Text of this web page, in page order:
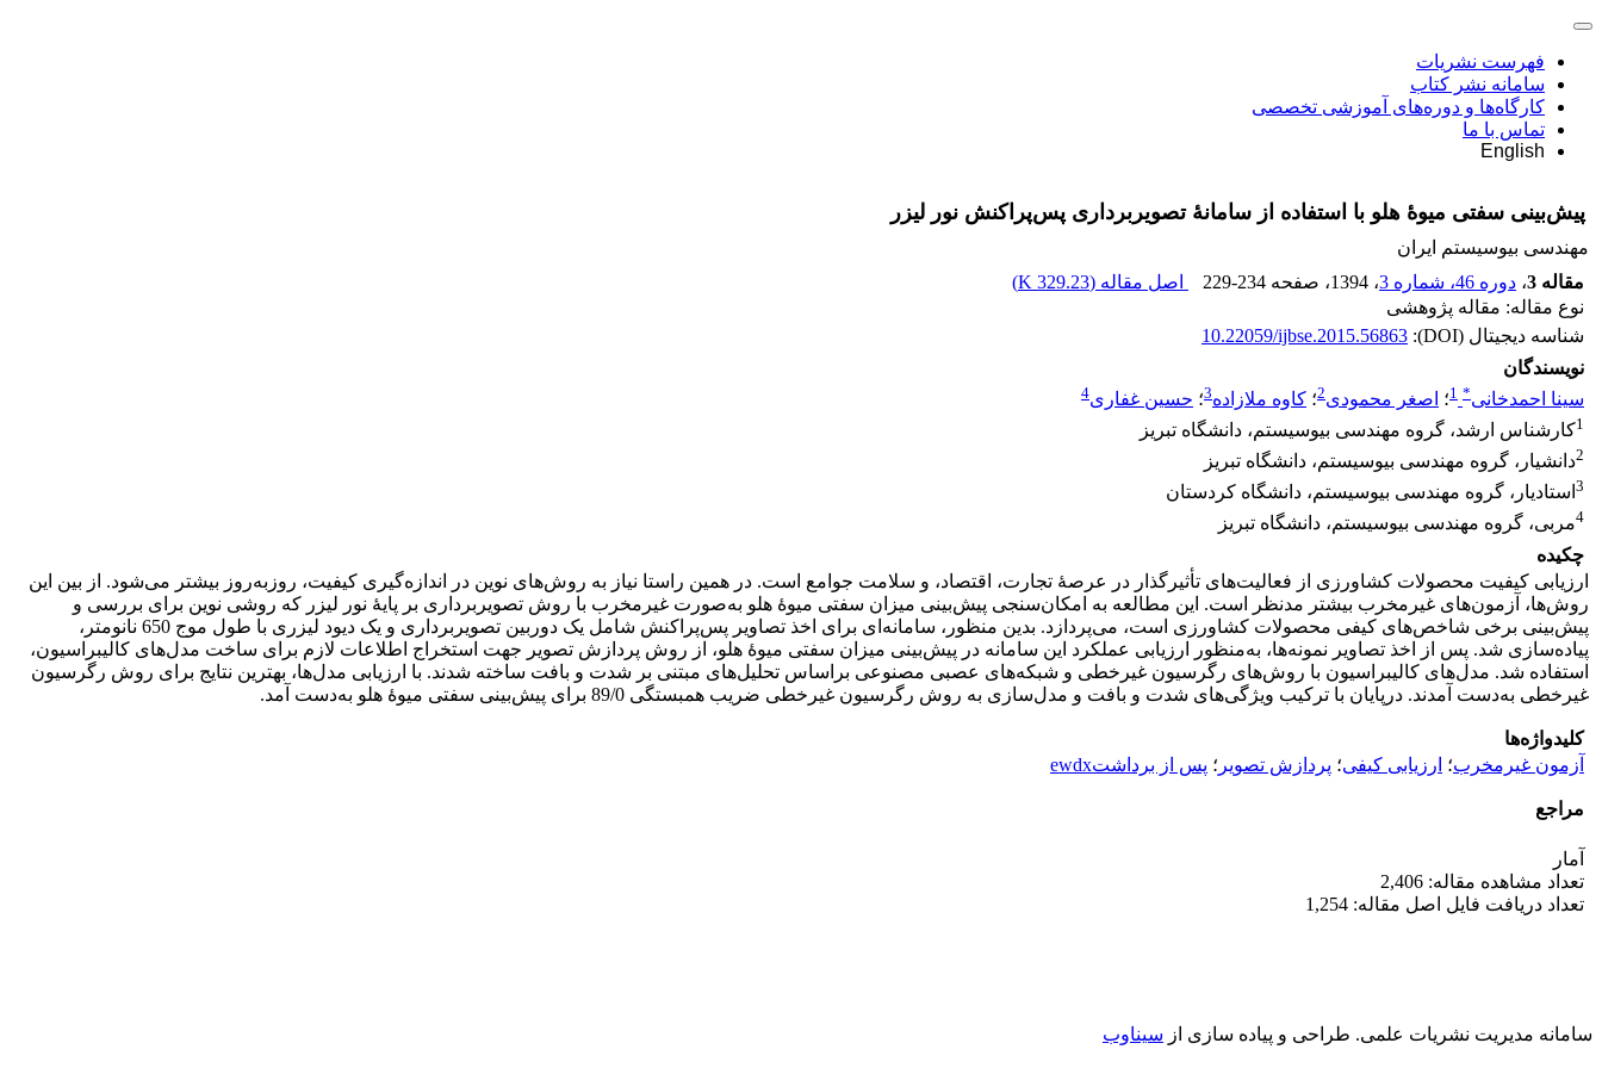
فهرست نشریات
سامانه نشر کتاب
کارگاه‌ها و دوره‌های آموزشی تخصصی
تماس با ما
English
پیش‌بینی سفتی میوۀ هلو با استفاده از سامانۀ تصویربرداری پس‌پراکنش نور لیزر
مهندسی بیوسیستم ایران
مقاله 3
، دوره 46، شماره 3 ، 1394 ، صفحه 229-234 اصل مقاله (329.23 K
)
نوع مقاله: مقاله پژوهشی
شناسه دیجیتال (DOI):
10.22059/ijbse.2015.56863
نویسندگان
سینا احمدخانی*
1؛ اصغر محمودی2؛ کاوه ملازاده3؛ حسین غفاری4
1کارشناس ارشد، گروه مهندسی بیوسیستم، دانشگاه تبریز
2دانشیار، گروه مهندسی بیوسیستم، دانشگاه تبریز
3 استادیار، گروه مهندسی بیوسیستم، دانشگاه کردستان
4مربی، گروه مهندسی بیوسیستم، دانشگاه تبریز
چکیده
ارزیابی کیفیت محصولات کشاورزی از فعالیت‌های تأثیرگذار در عرصۀ تجارت، اقتصاد، و سلامت جوامع است. در همین راستا نیاز به روش‌های نوین در اندازه‌گیری کیفیت، روزبه‌روز بیشتر می‌شود. از بین این
روش‌ها، آزمون‌های غیرمخرب بیشتر مدنظر است. این مطالعه به امکان‌سنجی‌ پیش‌بینی میزان سفتی میوۀ هلو به‌صورت غیرمخرب با روش تصویربرداری بر پایۀ‌ نور لیزر که روشی نوین برای بررسی و
پیش‌بینی برخی شاخص‌های کیفی محصولات کشاورزی است، می‌پردازد. بدین منظور، سامانه‌ای برای اخذ تصاویر پس‌پراکنش شامل یک دوربین تصویربرداری و یک دیود لیزری با طول موج‌ 650 نانومتر،
پیاده‌سازی شد. پس از اخذ تصاویر نمونه‌ها، به‌منظور ارزیابی عملکرد این سامانه در پیش‌بینی میزان سفتی میوۀ هلو، از روش پردازش تصویر جهت استخراج اطلاعات لازم برای ساخت مدل‌های کالیبراسیون،
استفاده شد. مدل‌های کالیبراسیون با روش‌‌های رگرسیون غیرخطی و شبکه‌های عصبی مصنوعی براساس تحلیل‌های مبتنی بر شدت و بافت ساخته شدند. با ارزیابی مدل‌ها، بهترین نتایج برای روش رگرسیون
غیرخطی به‌دست آمدند. درپایان با ترکیب ویژگی‌های شدت و بافت و مدل‌سازی به روش رگرسیون غیرخطی ضریب همبستگی 89/0 برای پیش‌بینی سفتی میوۀ هلو به‌دست آمد.
کلیدواژه‌ها
آزمون غیرمخرب؛ ارزیابی کیفی؛ پردازش تصویر ؛ پس از برداشتewdx
مراجع
آمار
تعداد مشاهده مقاله: 2,406
تعداد دریافت فایل اصل مقاله: 1,254
سامانه مدیریت نشریات علمی. طراحی و پیاده سازی از سیناوب